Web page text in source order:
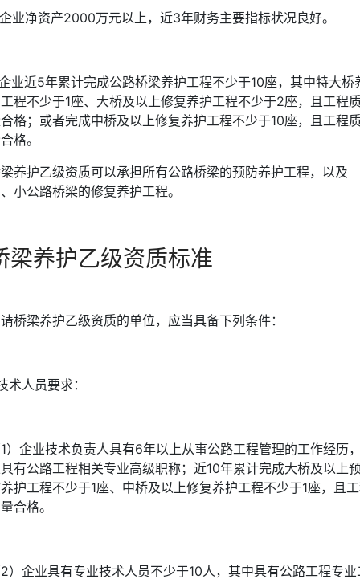
业净资产2000万元以上，近3年财务主要指标状况良好。
业近5年累计完成公路桥梁养护工程不少于10座，其中特大桥
程不少于1座、大桥及以上修复养护工程不少于2座，且工程
格；或者完成中桥及以上修复养护工程不少于10座，且工程
格。
养护乙级资质可以承担所有公路桥梁的预防养护工程，以及
小公路桥梁的修复养护工程。
梁养护乙级资质标准
桥梁养护乙级资质的单位，应当具备下列条件：
术人员要求：
）企业技术负责人具有6年以上从事公路工程管理的工作经历
有公路工程相关专业高级职称；近10年累计完成大桥及以上
护工程不少于1座、中桥及以上修复养护工程不少于1座，且
合格。
）企业具有专业技术人员不少于10人，其中具有公路工程专业